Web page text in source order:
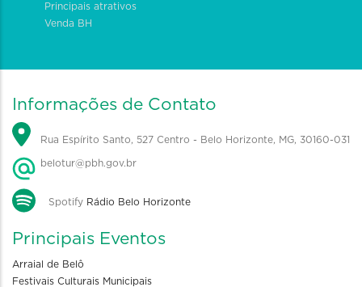
Principais atrativos
Venda BH
Informações de Contato
Rua Espírito Santo, 527 Centro - Belo Horizonte, MG, 30160-031
belotur@pbh.gov.br
Spotify Rádio Belo Horizonte
Principais Eventos
Arraial de Belô
Festivais Culturais Municipais